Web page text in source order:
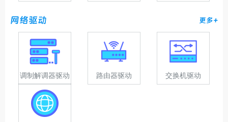
网络驱动 更多+
调制解调器驱动 路由器驱动 交换机驱动